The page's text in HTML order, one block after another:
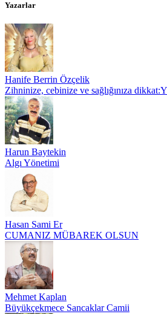
Yazarlar
Hanife Berrin Özçelik
Zihninize, cebinize ve sağlığınıza
Harun Baytekin
Algı Yönetimi
Hasan Sami Er
CUMANIZ MÜBAREK OLSUN
Mehmet Kaplan
Büyükçekmece Sancaklar Camii